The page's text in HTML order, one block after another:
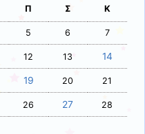
Π Σ Κ
5 6 7
12 13 14
19 20 21
26 27 28